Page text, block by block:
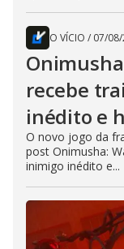
O VÍCIO / 07/
recebe
inédito e
O novo jogo da
post Onimusha:
inimigo inédito e...